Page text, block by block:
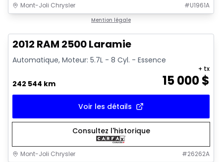
Mont-Joli Chrysler #U1961A
Mention légale
2012 RAM 2500 Laramie
Automatique, Moteur: 5.7L - 8 Cyl. - Essence
242 544 km 15 000$
+ tx
Voir les détails
Consultez l'historique
Mont-Joli Chrysler #26262A